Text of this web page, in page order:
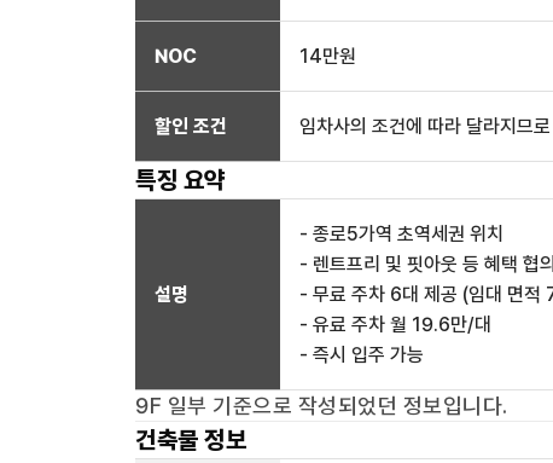
NOC 14만원
할인 조건 임차사의 조건에 따라 달라지므
특징 요약
설명
- 종로5가역 초역세권 위치
- 렌트프리 및 핏아웃 등 혜택 협의
- 무료 주차 6대 제공 (임대 면적
- 유료 주차 월 19.6만/대
- 즉시 입주 가능
9F 일부 기준으로 작성되었던 정보입니다.
건축물 정보